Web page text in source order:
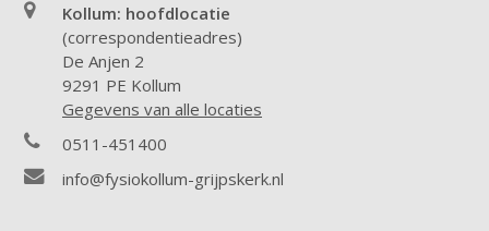
Kollum: hoofdlocatie
(correspondentieadres)
De Anjen 2
9291 PE Kollum
Gegevens van alle locaties
0511-451400
info@fysiokollum-grijpskerk.nl